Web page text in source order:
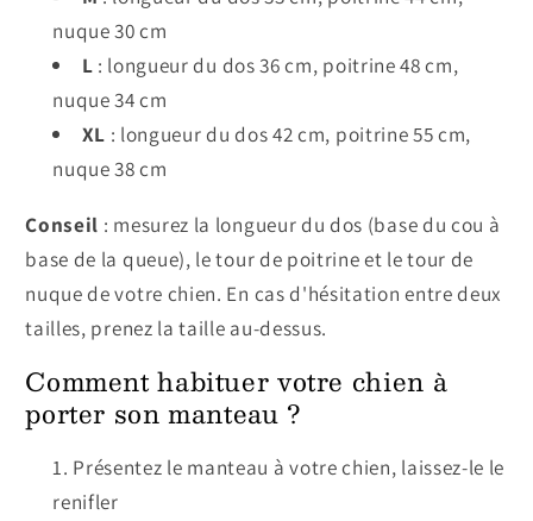
nuque 30 cm
L : longueur du dos 36 cm, poitrine 48 cm,
nuque 34 cm
XL : longueur du dos 42 cm, poitrine 55 cm,
nuque 38 cm
Conseil : mesurez la longueur du dos (base du cou à
base de la queue), le tour de poitrine et le tour de
nuque de votre chien. En cas d'hésitation entre deux
tailles, prenez la taille au-dessus.
Comment habituer votre chien à
porter son manteau ?
Présentez le manteau à votre chien, laissez-le le
renifler